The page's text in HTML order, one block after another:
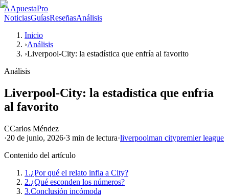
AApuestaPro
NoticiasGuíasReseñasAnálisis
Inicio
›Análisis
›Liverpool-City: la estadística que enfría al favorito
Análisis
Liverpool-City: la estadística que enfría
al favorito
CCarlos Méndez
·20 de junio, 2026·3 min de lectura·liverpoolman citypremier league
Contenido del artículo
1.¿Por qué el relato infla a City?
2.¿Qué esconden los números?
3.Conclusión incómoda